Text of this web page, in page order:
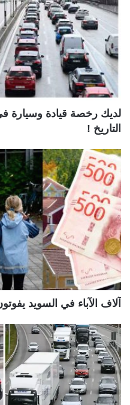
لديك رخصة قيادة وسيارة في
التاريخ !
آلاف الآباء في السويد